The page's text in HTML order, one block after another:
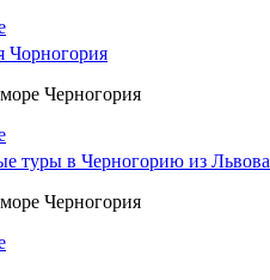
Чорногория
Черногория
туры в Черногорию из Львова
Черногория